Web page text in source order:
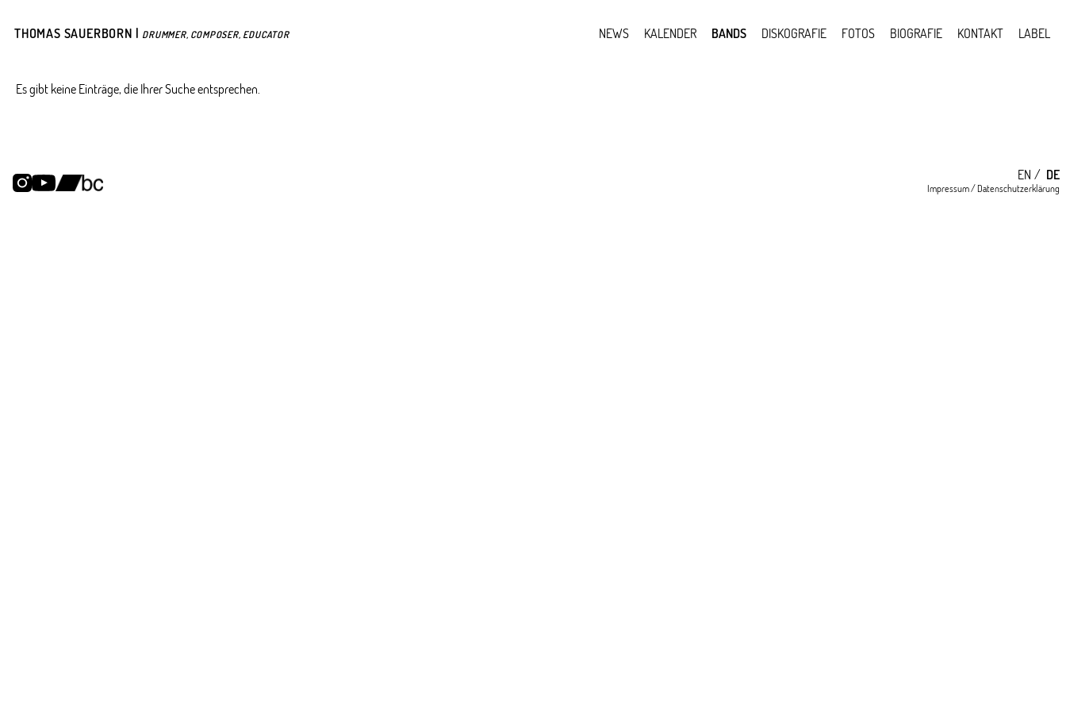
NEWS KALENDER BANDS DISKOGRAFIE FOTOS BIOGRAFIE KONTAKT LABEL
THOMAS SAUERBORN | DRUMMER, COMPOSER, EDUCATOR
Es gibt keine Einträge, die Ihrer Suche entsprechen.
EN DE
Impressum/Datenschutzerklärung